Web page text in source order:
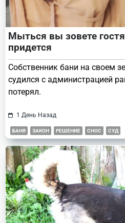
Мыться вы зовете
придется
Собственник бани на своем
судился с администрацией
потерял.
1 День Назад
БАНЯ ЗАКОН РЕШЕНИЕ СНОС СУД